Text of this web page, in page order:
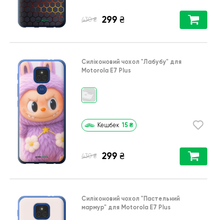
430 ₴ 299 ₴
Силіконовий чохол "Лабубу" для
Motorola E7 Plus
Кешбек 15 ₴
430 ₴ 299 ₴
Силіконовий чохол "Пастельний
мармур" для Motorola E7 Plus